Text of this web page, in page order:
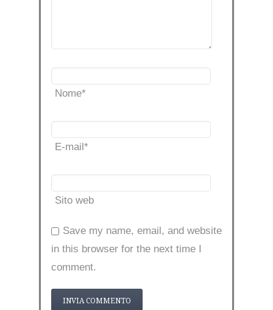
Nome*
E-mail*
Sito web
Save my name, email, and website
in this browser for the next time I
comment.